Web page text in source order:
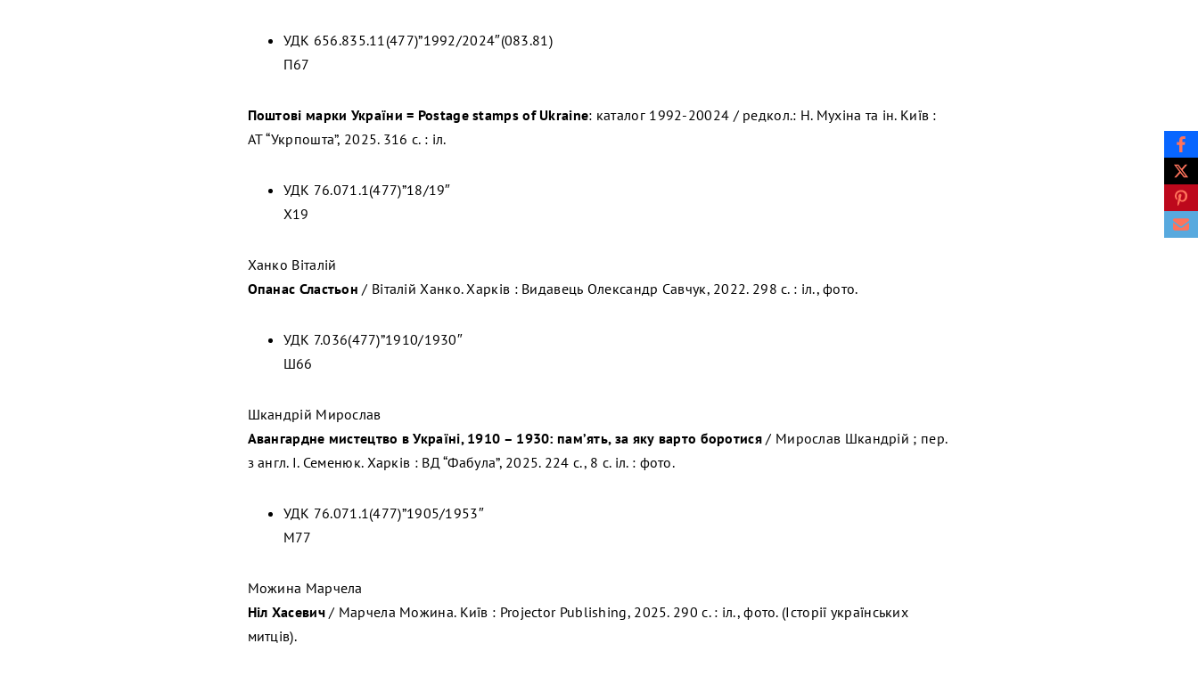
УДК 656.835.11(477)”1992/2024″(083.81)
П67
Поштові марки України = Postage stamps of Ukraine: каталог 1992-20024 / редкол.: Н. Мухіна та ін. Київ :
АТ “Укрпошта”, 2025. 316 с. : іл.
УДК 76.071.1(477)”18/19″
Х19
Ханко Віталій
Опанас Сластьон / Віталій Ханко. Харків : Видавець Олександр Савчук, 2022. 298 с. : іл., фото.
УДК 7.036(477)”1910/1930″
Ш66
Шкандрій Мирослав
Авангардне мистецтво в Україні, 1910 – 1930: пам’ять, за яку варто боротися / Мирослав Шкандрій ; пер.
з англ. І. Семенюк. Харків : ВД “Фабула”, 2025. 224 с., 8 с. іл. : фото.
УДК 76.071.1(477)”1905/1953″
М77
Можина Марчела
Ніл Хасевич/ Марчела Можина. Київ : Projector Publishing, 2025. 290 с. : іл., фото. (Історії українських
митців).